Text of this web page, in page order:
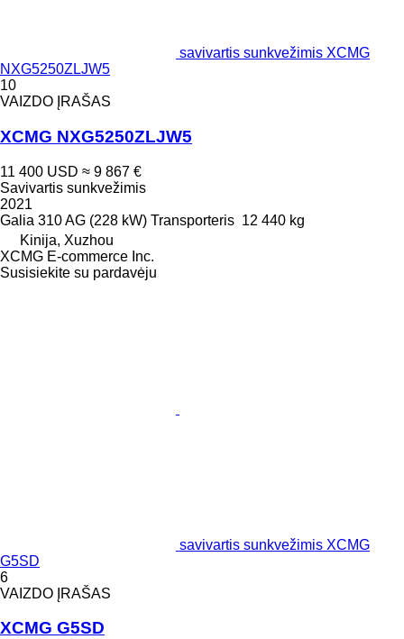
savivartis sunkvežimis XCMG
NXG5250ZLJW5
10
VAIZDO ĮRAŠAS
XCMG NXG5250ZLJW5
11 400 USD ≈ 9 867 €
Savivartis sunkvežimis
2021
Galia 310 AG (228 kW) Transporteris 12 440 kg
Kinija, Xuzhou
XCMG E-commerce Inc.
Susisiekite su pardavėju
savivartis sunkvežimis XCMG
G5SD
6
VAIZDO ĮRAŠAS
XCMG G5SD